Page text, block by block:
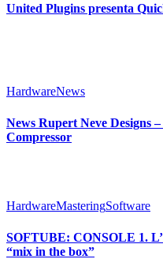
United Plugins presenta
HardwareNews
News Rupert Neve Designs – 5254 Dual Diode Bridge
Compressor
HardwareMasteringSoftware
SOFTUBE: CONSOLE 1.
“mix in the box”